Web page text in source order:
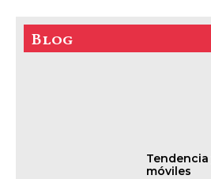
Blog
móviles